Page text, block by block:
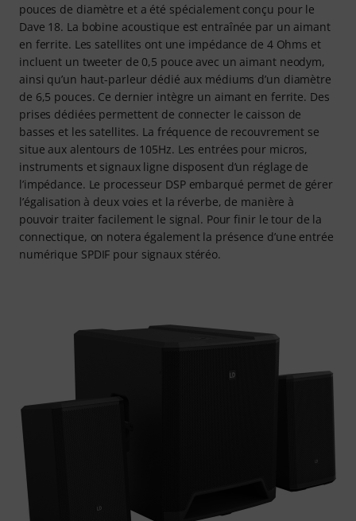
pouces de diamètre et a été spécialement conçu pour le
Dave 18. La bobine acoustique est entraînée par un aimant
en ferrite. Les satellites ont une impédance de 4 Ohms et
incluent un tweeter de 0,5 pouce avec un aimant neodym,
ainsi qu’un haut-parleur dédié aux médiums d’un diamètre
de 6,5 pouces. Ce dernier intègre un aimant en ferrite. Des
prises dédiées permettent de connecter le caisson de
basses et les satellites. La fréquence de recouvrement se
situe aux alentours de 105Hz. Les entrées pour micros,
instruments et signaux ligne disposent d’un réglage de
l’impédance. Le processeur DSP embarqué permet de gérer
l’égalisation à deux voies et la réverbe, de manière à
pouvoir traiter facilement le signal. Pour finir le tour de la
connectique, on notera également la présence d’une entrée
numérique SPDIF pour signaux stéréo.